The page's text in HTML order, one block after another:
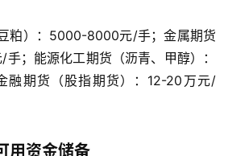
粕）：5000-8000元/手；金属期货
手；能源化工期货（沥青、甲醇）：
融期货（股指期货）：12-20万元/
用资金储备